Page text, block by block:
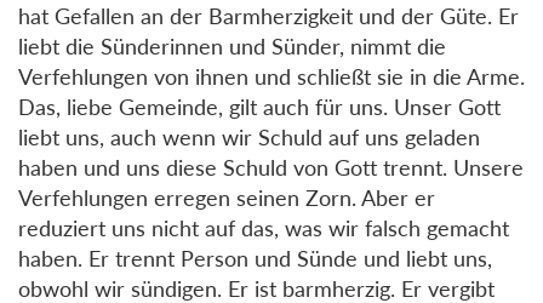
hat Gefallen an der Barmherzigkeit und der Güte. Er
liebt die Sünderinnen und Sünder, nimmt die
Verfehlungen von ihnen und schließt sie in die Arme.
Das, liebe Gemeinde, gilt auch für uns. Unser Gott
liebt uns, auch wenn wir Schuld auf uns geladen
haben und uns diese Schuld von Gott trennt. Unsere
Verfehlungen erregen seinen Zorn. Aber er
reduziert uns nicht auf das, was wir falsch gemacht
haben. Er trennt Person und Sünde und liebt uns,
obwohl wir sündigen. Er ist barmherzig. Er vergibt